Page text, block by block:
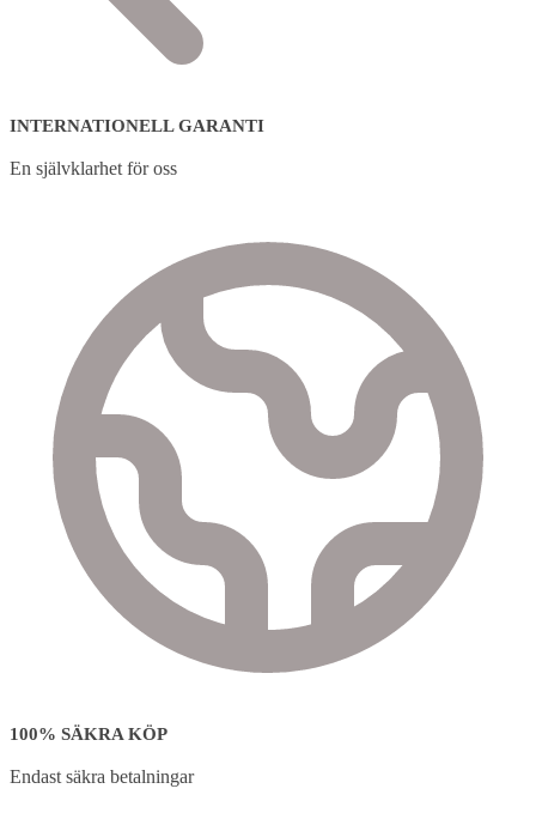
INTERNATIONELL GARANTI
En självklarhet för oss
100% SÄKRA KÖP
Endast säkra betalningar